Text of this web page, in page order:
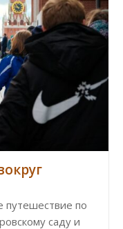
путешествие по
саду и